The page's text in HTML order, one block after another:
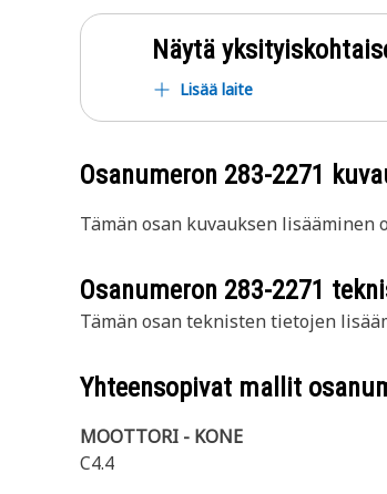
Näytä
Lisää laite
Osanumeron 283-2271
Tämän osan kuvauksen lisääminen
Osanumeron 283-2271
Tämän osan teknisten tietojen
Yhteensopivat mallit
MOOTTORI - KONE
C4.4